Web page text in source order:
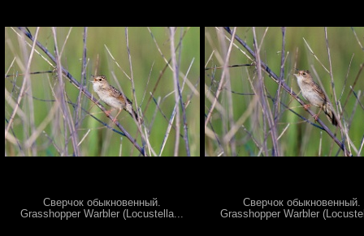
Сверчок обыкновенный.
Grasshopper Warbler (Locustella...
Сверчок обыкновенный.
Grasshopper Warbler